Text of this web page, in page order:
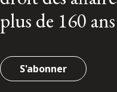
plus de 160 ans
S'abonner